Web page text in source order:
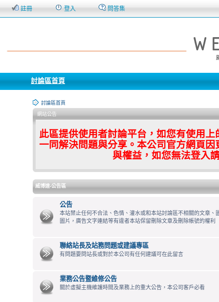
註冊 登入 問答集
討論區首頁
討論區首頁
網站公告
此區提供使用者討論平台，如您有使用
一同解決問題與分享。本公司官方網頁
與權益，如您無法登入
威博達-公告區
公告
本站禁止任何不合法、色情、灌水或和本站討論區不相關的文章、
圖片，廣告文字連結等有違者本站保留刪除文章及刪除帳號的權利
聯絡站長及站務問題或建議專區
有問題要問站長或對於本公司有任何建議可在此留言
業務公告暨維修公告
關於虛擬主機維護時間及業務上的重大公告，本公司客戶必看